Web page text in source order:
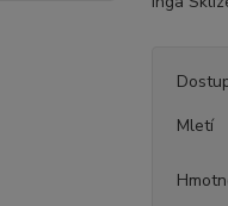
Mletí